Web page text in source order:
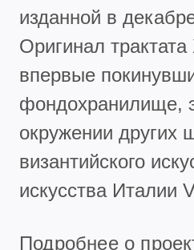
изданной в
Оригинал
впервые
фондохранилище,
окружении других
византийского
искусства Италии
Подробнее о